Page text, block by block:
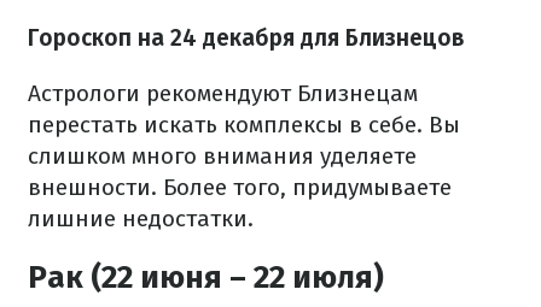
Гороскоп на 24 декабря для Близнецов
Астрологи рекомендуют Близнецам
перестать искать комплексы в себе. Вы
слишком много внимания уделяете
внешности. Более того, придумываете
лишние недостатки.
Рак (22 июня – 22 июля)